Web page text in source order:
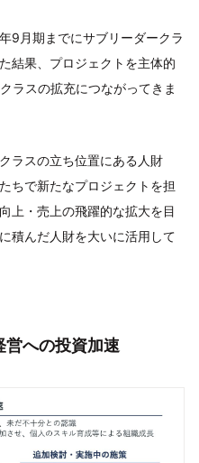
9月期までにサブリーダークラ
結果、プロジェクトを主体的
ラスの拡充につながってきま
ラスの立ち位置にある人財
ちで新たなプロジェクトを担
上・売上の飛躍的な拡大を目
積んだ人財を大いに活用して
営への投資加速